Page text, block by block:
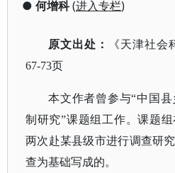
● 何增科(进入专栏)
原文出处： 《天津社会
67-73页
本文作者曾参与“中国
制研究”课题组工作。课题
两次赴某县级市进行调查研
查为基础写成的。